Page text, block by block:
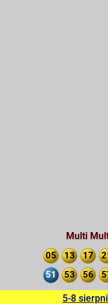
Multi
05 13 17
51
53 56
5-8